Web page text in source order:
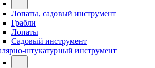
Лопаты, садовый инструмент
Грабли
Лопаты
Садовый инструмент
штукатурный инструмент